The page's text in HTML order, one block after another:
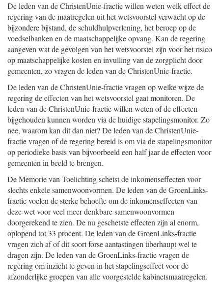
De leden van de ChristenUnie-fractie willen weten welk effect de
regering van de maatregelen uit het wetsvoorstel verwacht op de
bijzondere bijstand, de schuldhulpverlening, het beroep op de
voedselbanken en de maatschappelijke opvang. Kan de regering
aangeven wat de gevolgen van het wetsvoorstel zijn voor het risico
op maatschappelijke kosten en invulling van de zorgplicht door
gemeenten, zo vragen de leden van de ChristenUnie-fractie.
De leden van de ChristenUnie-fractie vragen op welke wijze de
regering de effecten van het wetsvoorstel gaat monitoren. De
leden van de ChristenUnie-fractie willen weten of de effecten
bijgehouden kunnen worden via de huidige stapelingsmonitor. Zo
nee, waarom kan dit dan niet? De leden van de ChristenUnie-
fractie vragen of de regering bereid is om via de stapelingsmonitor
op periodieke basis van bijvoorbeeld een half jaar de effecten voor
gemeenten in beeld te brengen.
De Memorie van Toelichting schetst de inkomenseffecten voor
slechts enkele samenwoonvormen. De leden van de GroenLinks-
fractie voelen de sterke behoefte om de inkomenseffecten van
deze wet voor veel meer denkbare samenwoonvormen
doorgerekend te zien. De nu geschetste effecten zijn al enorm,
oplopend tot 33 procent. De leden van de GroenLinks-fractie
vragen zich af of dit soort forse aantastingen überhaupt wel te
dragen zijn. De leden van de GroenLinks-fractie vragen de
regering om inzicht te geven in het stapelingseffect voor de
afzonderlijke groepen van alle voorgestelde kabinetsmaatregelen.